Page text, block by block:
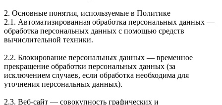
2. Основные понятия, используемые в Политике
2.1. Автоматизированная обработка персональных данных —
обработка персональных данных с помощью средств
вычислительной техники.
2.2. Блокирование персональных данных — временное
прекращение обработки персональных данных (за
исключением случаев, если обработка необходима для
уточнения персональных данных).
2.3. Веб-сайт — совокупность графических и